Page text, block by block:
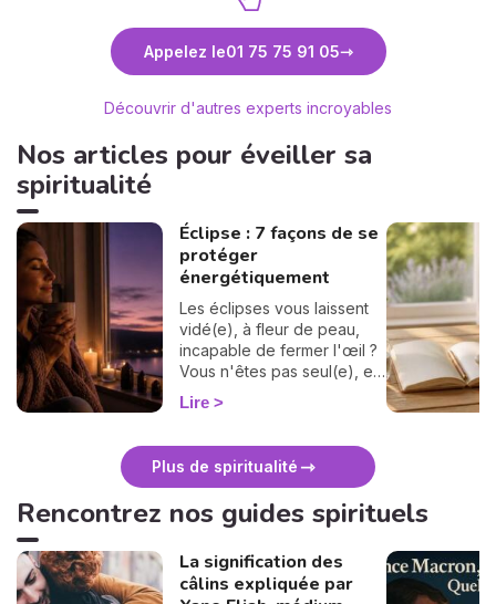
Découvrez Quentin Duroy
Appelez le01 75 75 91 05
Découvrir d'autres experts incroyables
Nos articles pour éveiller sa
spiritualité
Éclipse : 7 façons de se
protéger
énergétiquement
Les éclipses vous laissent
vidé(e), à fleur de peau,
incapable de fermer l'œil ?
Vous n'êtes pas seul(e), et
surtout : ça se traverse en
douceur. Voici 7 gestes
vous protéger
énergétiquement et
intérieur. 🛡️🌒
Lire
Plus de spiritualité
Rencontrez nos guides spirituels
La signification des
câlins expliquée par